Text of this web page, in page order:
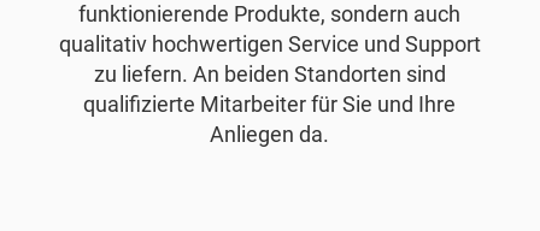
funktionierende Produkte, sondern auch
qualitativ hochwertigen Service und Support
zu liefern. An beiden Standorten sind
qualifizierte Mitarbeiter für Sie und Ihre
Anliegen da.